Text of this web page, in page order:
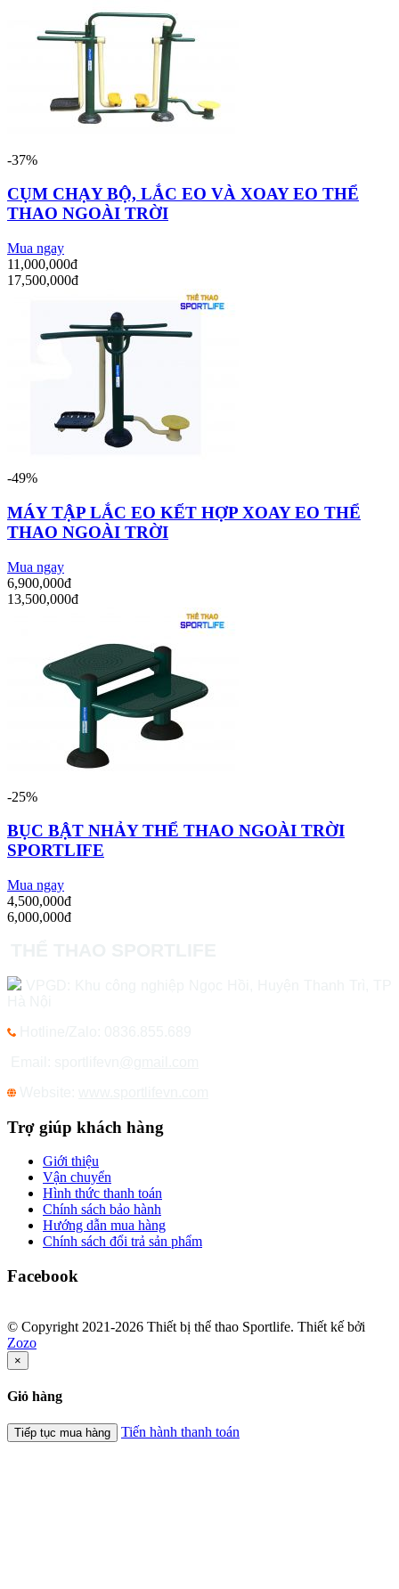
-37%
CỤM CHẠY BỘ, LẮC EO VÀ XOAY EO THỂ
THAO NGOÀI TRỜI
Mua ngay
11,000,000đ
17,500,000đ
-49%
MÁY TẬP LẮC EO KẾT HỢP XOAY EO THỂ
THAO NGOÀI TRỜI
Mua ngay
6,900,000đ
13,500,000đ
-25%
BỤC BẬT NHẢY THỂ THAO NGOÀI TRỜI
SPORTLIFE
Mua ngay
4,500,000đ
6,000,000đ
Trợ giúp khách hàng
Giới thiệu
Vận chuyển
Hình thức thanh toán
Chính sách bảo hành
Hướng dẫn mua hàng
Chính sách đổi trả sản phẩm
Facebook
© Copyright 2021-2026 Thiết bị thể thao Sportlife. Thiết kế bởi
Zozo
×
Giỏ hàng
Tiếp tục mua hàng Tiến hành thanh toán